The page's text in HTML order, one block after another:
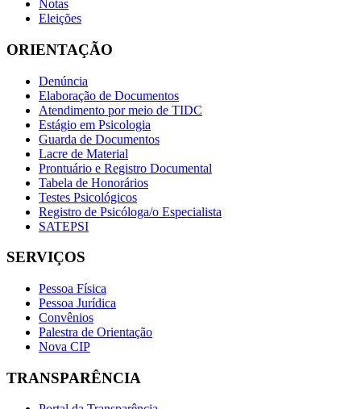
Notas
Eleições
ORIENTAÇÃO
Denúncia
Elaboração de Documentos
Atendimento por meio de TIDC
Estágio em Psicologia
Guarda de Documentos
Lacre de Material
Prontuário e Registro Documental
Tabela de Honorários
Testes Psicológicos
Registro de Psicóloga/o Especialista
SATEPSI
SERVIÇOS
Pessoa Física
Pessoa Jurídica
Convênios
Palestra de Orientação
Nova CIP
TRANSPARÊNCIA